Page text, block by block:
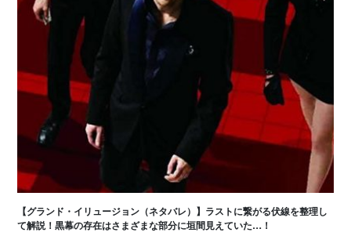
【グランド・イリュージョン（ネタバレ）】ラストに繋がる伏線を整理し
て解説！黒幕の存在はさまざまな部分に垣間見えていた…！